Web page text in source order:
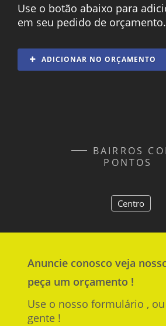
Use o botão abaixo para
em seu pedido de orçamento.
ADICIONAR NO ORÇAMENTO
BAIRROS
PONTOS
Centro
Anuncie conosco veja
peça um orçamento !
Use o nosso formulário ,
gente !